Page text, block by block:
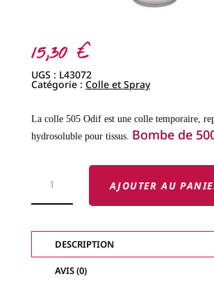
15,30 €
UGS : L43072
Catégorie : Colle et Spray
La colle 505 Odif est une colle temporaire,
hydrosoluble pour tissus. Bombe de
COLLE
505
500ML
AJOUTER AU
DESCRIPTION
AVIS (0)